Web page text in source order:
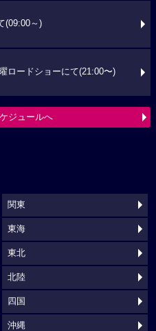
(09:00～)
ロードショーにて(21:00〜)
ジュールへ
関東
東海
東北
北陸
四国
沖縄